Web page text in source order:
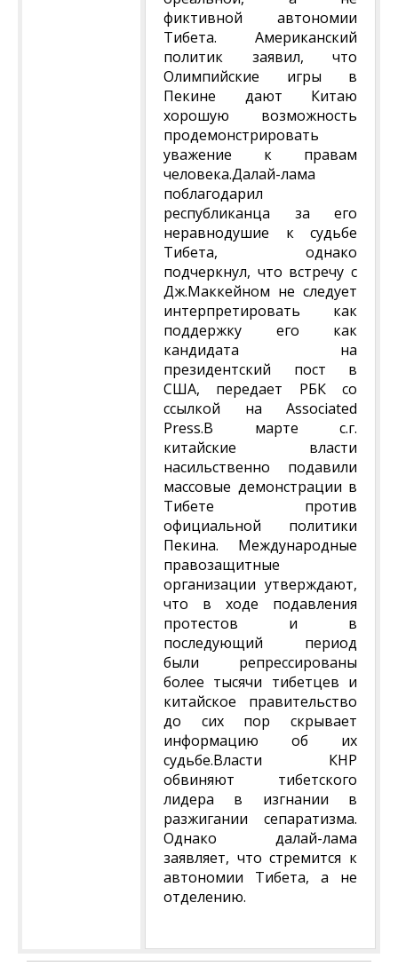
фиктивной автономии
Тибета. Американский
политик заявил, что
Олимпийские игры в
Пекине дают Китаю
хорошую возможность
продемонстрировать
уважение к правам
человека.Далай-лама
поблагодарил
республиканца за его
неравнодушие к судьбе
Тибета, однако
подчеркнул, что встречу с
Дж.Маккейном не следует
интерпретировать как
поддержку его как
кандидата на
президентский пост в
США, передает РБК со
ссылкой на Associated
Press.В марте с.г.
китайские власти
насильственно подавили
массовые демонстрации в
Тибете против
официальной политики
Пекина. Международные
правозащитные
организации утверждают,
что в ходе подавления
протестов и в
последующий период
были репрессированы
более тысячи тибетцев и
китайское правительство
до сих пор скрывает
информацию об их
судьбе.Власти КНР
обвиняют тибетского
лидера в изгнании в
разжигании сепаратизма.
Однако далай-лама
заявляет, что стремится к
автономии Тибета, а не
отделению.